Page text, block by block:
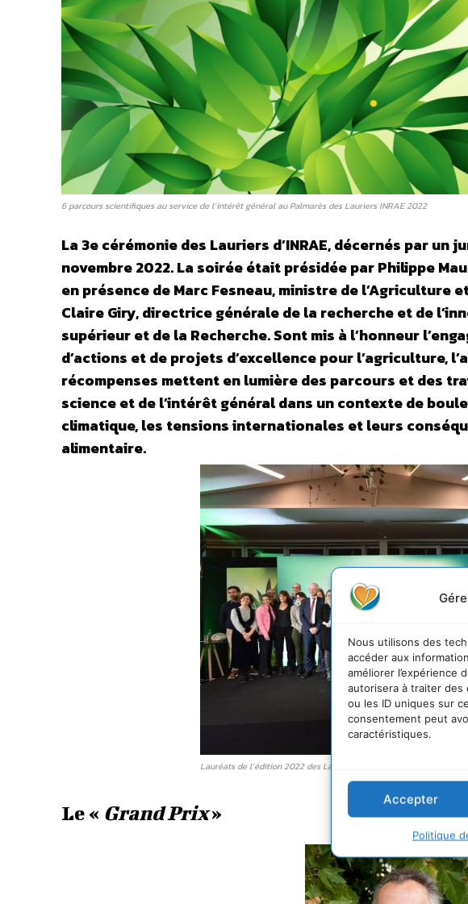
Nous utilisons des
accéder aux
améliorer l’expérience
autorisera à traiter des
ou les ID uniques sur
consentement peut
caractéristiques.
Accepter
Politique
6 parcours scientifiques au service de l’intérêt général au Palmarès des Lauriers INRAE 2022
La 3e cérémonie des Lauriers d’INRAE, décernés par un
novembre 2022. La soirée était présidée par Philippe
en présence de Marc Fesneau, ministre de l’Agriculture
Claire Giry, directrice générale de la recherche et de
supérieur et de la Recherche. Sont mis à l’honneur
d’actions et de projets d’excellence pour l’agriculture,
récompenses mettent en lumière des parcours et des
science et de l’intérêt général dans un contexte de
climatique, les tensions internationales et leurs
alimentaire.
Lauréats de l’édition 2022 des Lauriers INRAE
Le « Grand Prix»